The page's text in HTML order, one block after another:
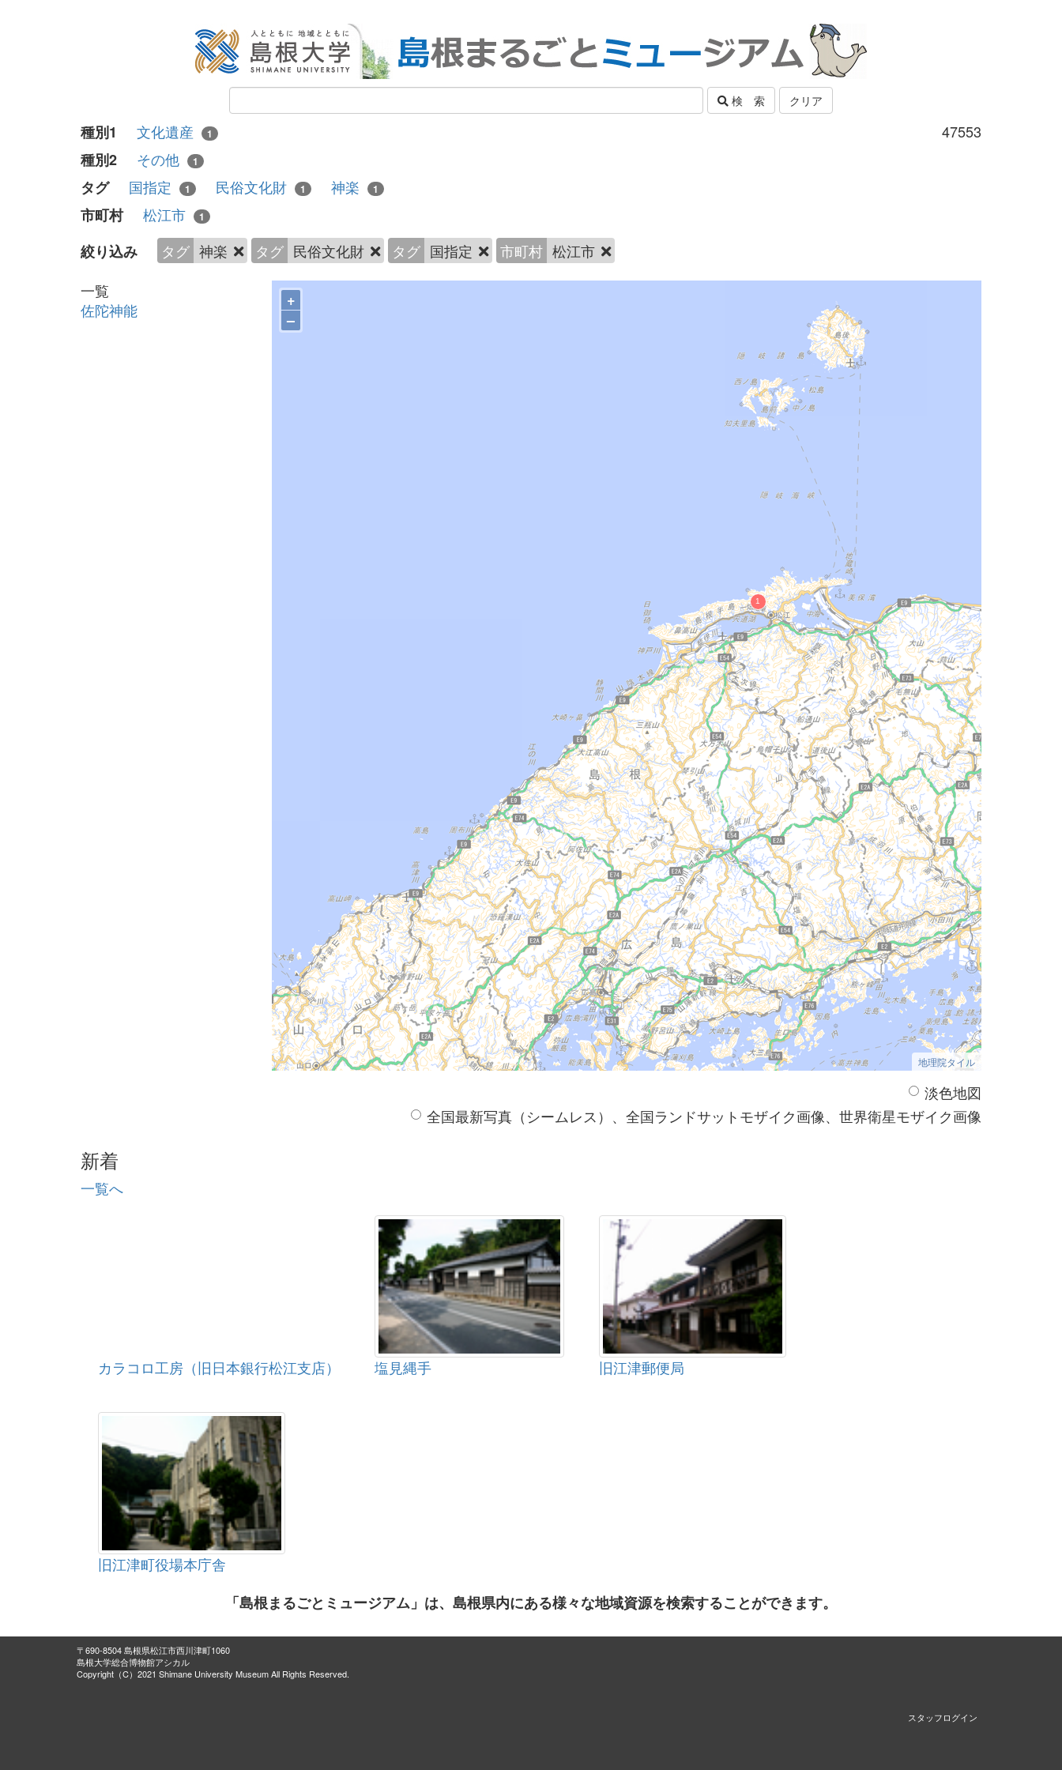
検 索 クリア
47553
種別1 文化遺産 1
種別2 その他 1
タグ 国指定 1 民俗文化財 1 神楽 1
市町村 松江市 1
絞り込み タグ 神楽 タグ 民俗文化財 タグ 国指定 市町村 松江市
一覧
佐陀神能
+
–
地理院タイル
淡色地図
全国最新写真（シームレス）、全国ランドサットモザイク画像、世界衛星モザイク画像
新着
一覧へ
カラコロ工房（旧日本銀行松江支店） 塩見縄手 旧江津郵便局
旧江津町役場本庁舎
「島根まるごとミュージアム」は、島根県内にある様々な地域資源を検索することができます。
〒690-8504 島根県松江市西川津町1060
島根大学総合博物館アシカル
Copyright（C）2021 Shimane University Museum All Rights Reserved.
スタッフログイン